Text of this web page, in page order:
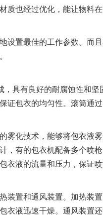
质也经过优化，能让物料
设置最佳的工作参数。而
，具有良好的耐腐蚀性和坚
包衣的均匀性。滚筒通过
雾化技术，能够将包衣液
，有的包衣机配备多个喷
衣液的流量和压力，保证
装置和通风装置。加热装
衣液迅速干燥。通风装置